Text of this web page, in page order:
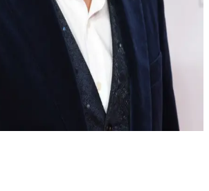
πνοή στον ρόλο του Ιησού Χριστού
που συναντά τον Τζόναθαν Ρούμι, τον
τον Ιησού Χριστό στη σειρά "The
εκδήλωση. Είναι θερμός και φιλικός καθώς